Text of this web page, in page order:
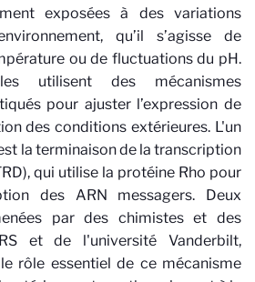
exposées à des variations
qu’il s’agisse de
ou de fluctuations du pH.
utilisent des mécanismes
pour ajuster l’expression de
des conditions extérieures. L'un
la terminaison de la transcription
qui utilise la protéine Rho pour
des ARN messagers. Deux
par des chimistes et des
et de l'université Vanderbilt,
rôle essentiel de ce mécanisme